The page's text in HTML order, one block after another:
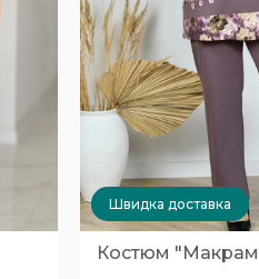
Швидка доставка
Костюм